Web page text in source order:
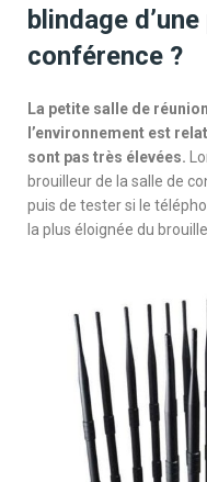
blindage
conférence ?
La petite salle de
l’environnement est
sont pas très élevées.
brouilleur de la salle de
puis de tester si le
la plus éloignée du